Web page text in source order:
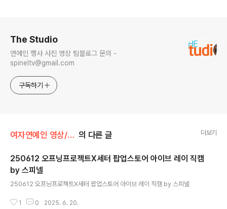
The Studio
연예인 행사 사진 영상 팀블로그 문의 -
spineltv@gmail.com
구독하기
여자연예인 영상/아이브 의 다른 글 더보기
250612 오프닝프로젝트X세터 팝업스토어 아이브 레이 직캠
by 스피넬
250612 오프닝프로젝트X세터 팝업스토어 아이브 레이 직캠 by 스피넬
1 0 2025. 6. 20.